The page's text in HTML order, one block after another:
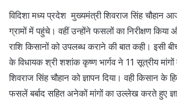
विदिशा मध्य प्रदेश मुख्यमंत्री शिवराज सिंह चौहान
ग्रामों में पहुंचे। वहीं उन्होंने फसलों का निरीक्षण
राशि किसानों को उपलब्ध कराने की बात कही। इसी
के विधायक श्री शशांक कृष्ण भार्गव ने 11 सूत्रीय
शिवराज सिंह चौहान को ज्ञापन दिया। वही किसान
फसलें बर्बाद सहित अनेकों मांगों का उल्लेख करते हुए